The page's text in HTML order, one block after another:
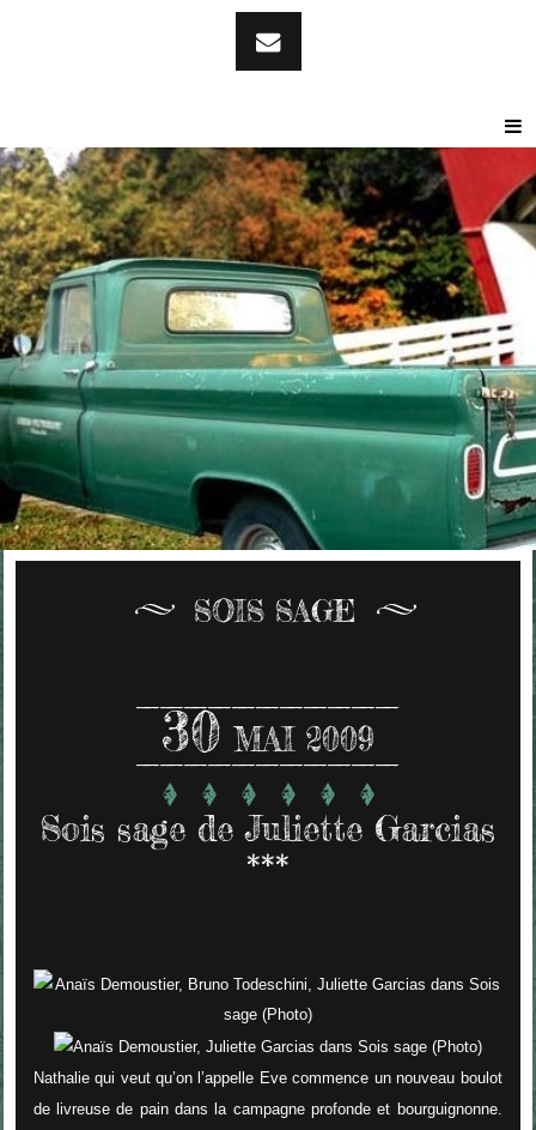
SOIS SAGE
30 MAI 2009
Sois sage de Juliette Garcias
***
Nathalie qui veut qu’on l’appelle Eve commence un nouveau boulot
de livreuse de pain dans la campagne profonde et bourguignonne.